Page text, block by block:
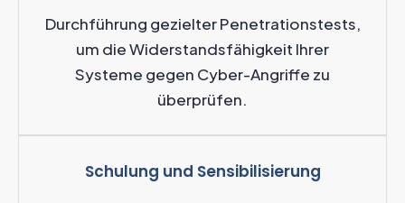
Durchführung gezielter Penetrationstests,
um die Widerstandsfähigkeit Ihrer
Systeme gegen Cyber-Angriffe zu
überprüfen.
Schulung und Sensibilisierung